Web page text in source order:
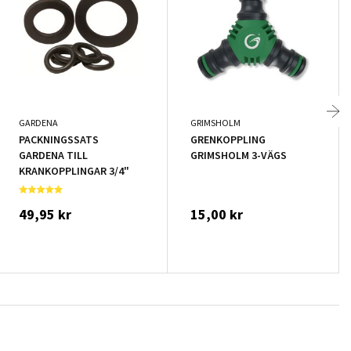
GARDENA
PACKNINGSSATS
GARDENA TILL
KRANKOPPLINGAR 3/4"
49,95 kr
GRIMSHOLM
GRENKOPPLING
GRIMSHOLM 3-VÄGS
15,00 kr